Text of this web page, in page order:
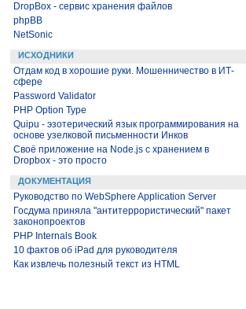
DropBox - сервис хранения файлов
phpBB
NetSonic
ИСХОДНИКИ
Отдам код в хорошие руки. Мошенничество в ИТ-
сфере
Password Validator
PHP Option Type
Quipu - эзотерический язык программирования на
основе узелковой письменности Инков
Своё приложение на Node.js с хранением в
Dropbox - это просто
ДОКУМЕНТАЦИЯ
Руководство по WebSphere Application Server
Госдума приняла "антитеррористический" пакет
законопроектов
PHP Internals Book
10 фактов об iPad для руководителя
Как извлечь полезный текст из HTML